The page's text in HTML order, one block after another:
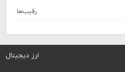
رقیب‌ها
ارز دیجیتال